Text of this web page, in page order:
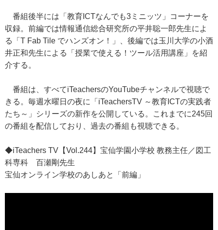
番組後半には「教育ICTなんでも3ミニッツ」コーナーを
収録。前編では情報通信総合研究所の平井聡一郎先生によ
る「T Fab Tile でハンズオン！」、後編では玉川大学の小酒
井正和先生による「授業で使える！ツール活用講座」を紹
介する。
番組は、すべてiTeachersのYouTubeチャンネルで視聴で
きる。毎週水曜日の夜に「iTeachersTV ～教育ICTの実践者
たち～」シリーズの新作を公開している。これまでに245回
の番組を配信しており、過去の番組も視聴できる。
◆iTeachers TV【Vol.244】宝仙学園小学校 教務主任／図工
科専科 百瀬剛先生
宝仙オンライン学校のあしあと「前編」